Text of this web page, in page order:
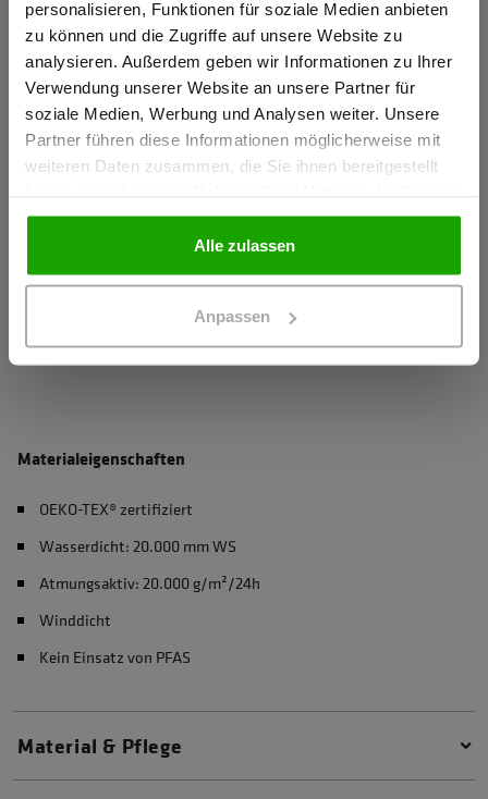
personalisieren, Funktionen für soziale Medien anbieten
zu können und die Zugriffe auf unsere Website zu
analysieren. Außerdem geben wir Informationen zu Ihrer
Verwendung unserer Website an unsere Partner für
soziale Medien, Werbung und Analysen weiter. Unsere
Partner führen diese Informationen möglicherweise mit
weiteren Daten zusammen, die Sie ihnen bereitgestellt
gesammelt haben.
Alle zulassen
Anpassen
Verklebte Nähte
Robuster und abriebfester Außenstoff
Leichte und komfortable Wattierung
Wärmendes Fleece-Futter im Nierenbereich
Schöffel PRO GmbH, Albert-Einstein-Strasse 1, 86830
Schwabmünchen, Deutschland
info@schoeffel-pro.com
Materialeigenschaften
OEKO-TEX® zertifiziert
Wasserdicht: 20.000 mm WS
Atmungsaktiv: 20.000 g/m²/24h
Winddicht
Kein Einsatz von PFAS
Material & Pflege
Ich bestätige, dass ich Gewerbetreibender bin. Alle
Preise werden netto ausgewiesen.